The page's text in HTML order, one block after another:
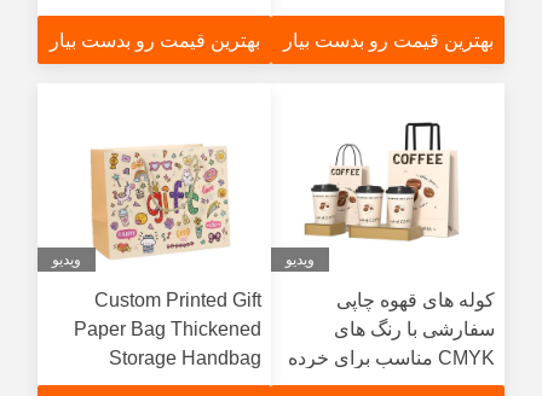
خرده فروشی هدایای
شرکتی و موقعیت های
بهترین قیمت رو بدست بیار
حل های بسته بندی منحصر
به فرد و مزایای سازگار با
بهترین قیمت رو بدست بیار
ویدیو
کوله های قهوه چاپی
سفارشی با رنگ های
CMYK مناسب برای خرده
فروشی و بسته بندی قهوه
ویدیو
Custom Printed Gift
Paper Bag Thickened
Storage Handbag
Children's Birthday